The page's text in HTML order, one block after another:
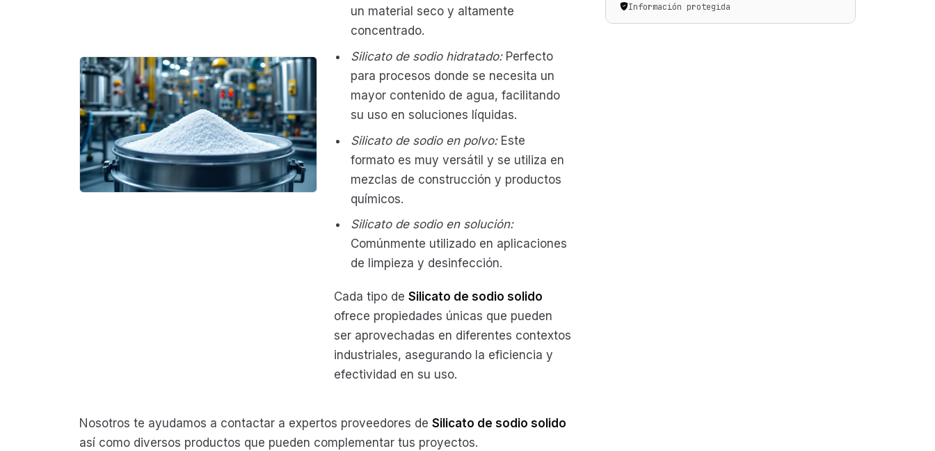
un material seco y altamente
concentrado.
Silicato de sodio hidratado:Perfecto
para procesos donde se necesita un
mayor contenido de agua, facilitando
su uso en soluciones líquidas.
Silicato de sodio en polvo:Este
formato es muy versátil y se utiliza en
mezclas de construcción y productos
químicos.
Silicato de sodio en solución:
Comúnmente utilizado en aplicaciones
de limpieza y desinfección.
Cada tipo de Silicato de sodio solido
ofrece propiedades únicas que pueden
ser aprovechadas en diferentes contextos
industriales, asegurando la eficiencia y
efectividad en su uso.
Nosotros te ayudamos a contactar a expertos proveedores de Silicato de sodio solido
así como diversos productos que pueden complementar tus proyectos.
Información protegida